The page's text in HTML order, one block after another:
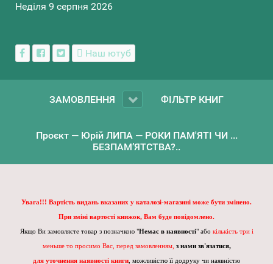
Неділя 9 серпня 2026
Наш ютуб
ЗАМОВЛЕННЯ ФІЛЬТР КНИГ
Проєкт — Юрій ЛИПА — РОКИ ПАМ'ЯТІ ЧИ ...
БЕЗПАМ’ЯТСТВА?..
Увага!!! Вартість видань вказаних у каталозі-магазині може бути змінено.
При зміні вартості книжок, Вам буде повідомлено.
Якщо Ви замовляєте товар з позначкою "Немає в наявності" або кількість три і
меньше то просимо Вас, перед замовленням, з нами зв'язатися,
для уточнення наявності книги , можливістю її додруку чи наявністю